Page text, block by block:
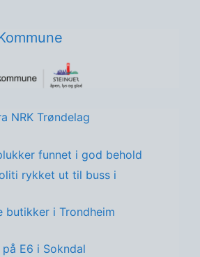
NRK Trøndelag
funnet i god behold
rykket ut til buss i
butikker i Trondheim
E6 i Sokndal